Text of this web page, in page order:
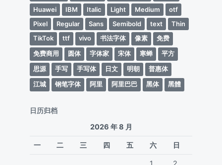
Huawei
IBM Italic Light Medium
otf
Pixel
Regular Sans Semibold text
Thin
TikTok
ttf vivo 书法字体 像素
免费
免费商用
圆体 字体家 宋体 寒蝉
平方
思源
手写 手写体 日文 明朝
普惠体
江城
钢笔字体 阿里 阿里巴巴 黑体 黑體
日历归档
2026 年 8 月
一 二 三 四 五 六 日